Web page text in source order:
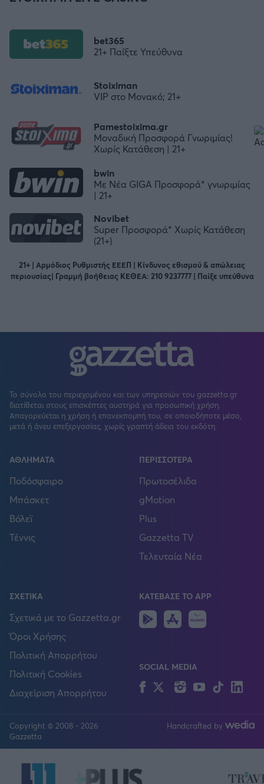
bwin
Με Νέα GIGA Προσφορά* γνωριμίας
| 21+
Stoiximan
VIP στο Μονακό; 21+
Novibet
Super Προσφορά* Χωρίς Κατάθεση
(21+)
Pamestoixima.gr
Μοναδική Προσφορά Γνωριμίας!
Χωρίς Κατάθεση | 21+
bet365
21+ Παίξτε Υπεύθυνα
21+ | Αρμόδιος Ρυθμιστής ΕΕΕΠ | Κίνδυνος εθισμού & απώλειας
περιουσίας| Γραμμή βοήθειας ΚΕΘΕΑ: 210 9237777 | Παίξε υπεύθυνα
Το σύνολο του περιεχομένου και των υπηρεσιών του gazzetta.gr
διατίθεται στους επισκέπτες αυστηρά για προσωπική χρήση.
Απαγορεύεται η χρήση ή επανεκπομπή του, σε οποιοδήποτε μέσο,
μετά ή άνευ επεξεργασίας, χωρίς γραπτή άδεια του εκδότη.
ΑΘΛΗΜΑΤΑ
Ποδόσφαιρο
Μπάσκετ
Βόλεϊ
Τέννις
ΠΕΡΙΣΣΟΤΕΡΑ
Πρωτοσέλιδα
gMotion
Plus
Gazzetta TV
Τελευταία Νέα
ΣΧΕΤΙΚΑ
Σχετικά με το Gazzetta.gr
Όροι Χρήσης
Πολιτική Απορρήτου
Πολιτική Cookies
Διαχείριση Απορρήτου
ΚΑΤΕΒΑΣΕ ΤΟ APP
Android
IOS
SOCIAL MEDIA
FacebookTwitterInstagram
YouTubeTikTok
Copyright © 2008 - 2026
Gazzetta
Handcrafted by